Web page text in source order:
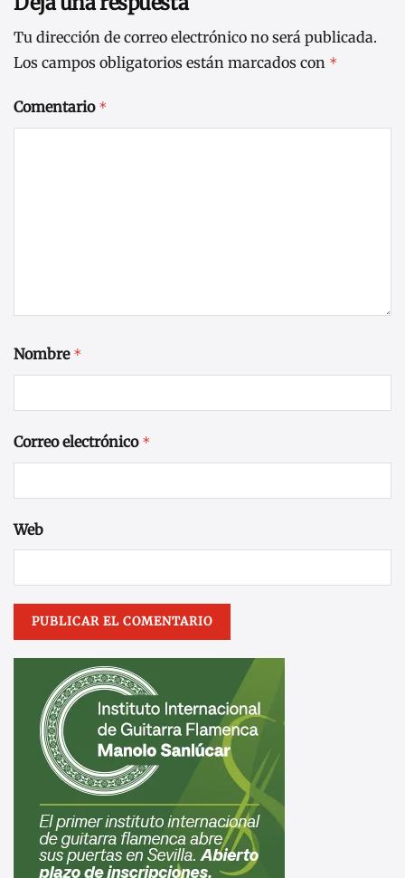
Tu dirección de correo electrónico no será publicada.
Los campos obligatorios están marcados con *
Comentario *
Nombre *
Correo electrónico *
Web